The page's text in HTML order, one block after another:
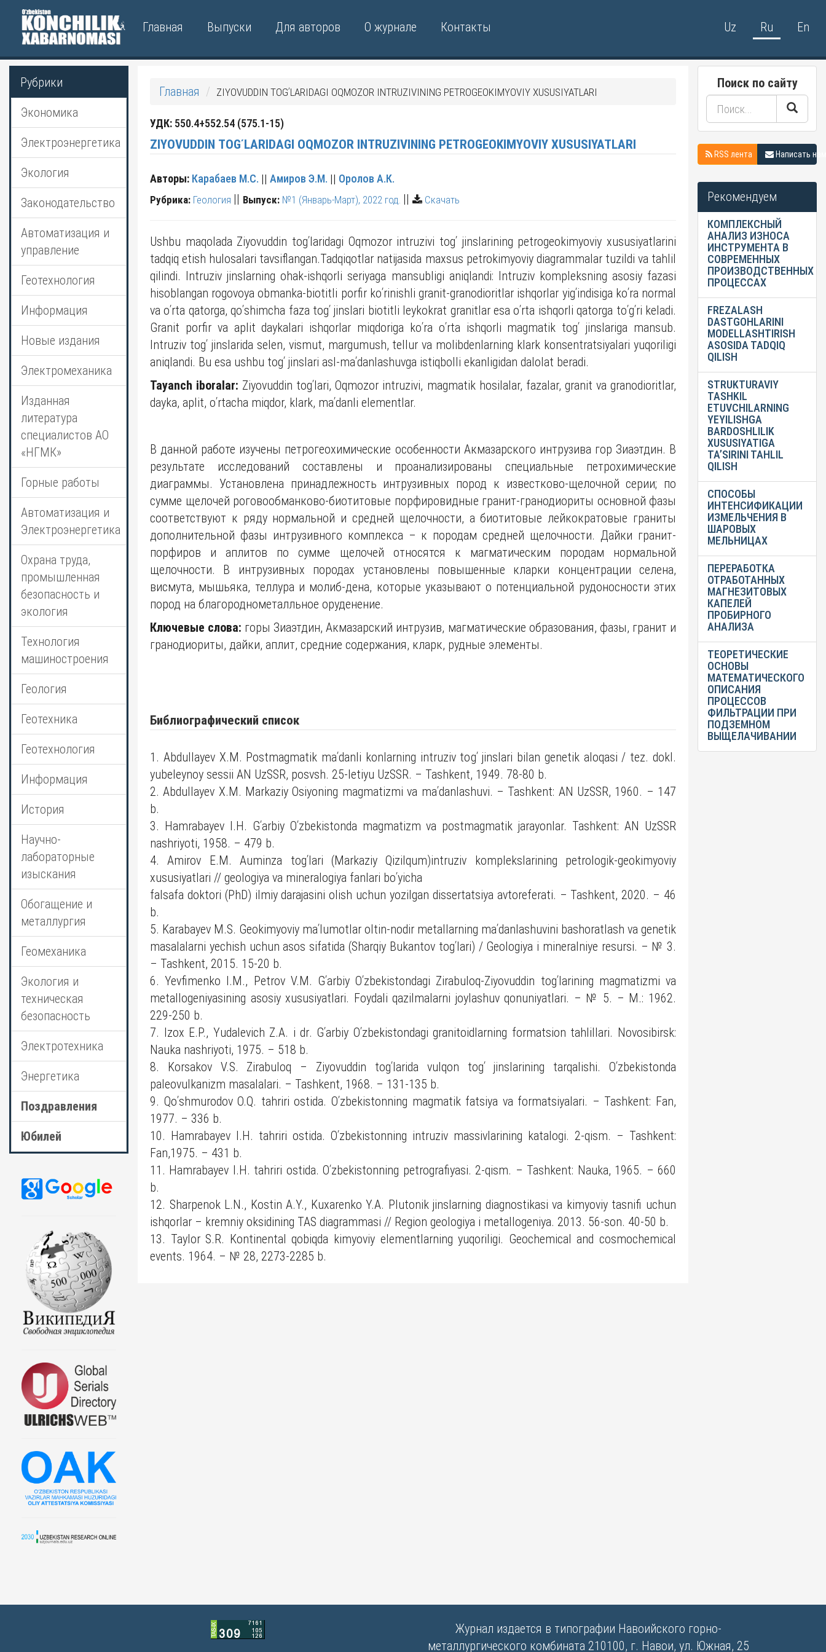
Главная Выпуски Для авторов О журнале Контакты Uz Ru En
Рубрики
Экономика
Электроэнергетика
Экология
Законодательство
Автоматизация и
управление
Геотехнология
Информация
Новые издания
Электромеханика
Изданная
литература
специалистов АО
«НГМК»
Горные работы
Автоматизация и
Электроэнергетика
Охрана труда,
промышленная
безопасность и
экология
Технология
машиностроения
Геология
Геотехника
Геотехнология
Информация
История
Научно-
лабораторные
изыскания
Обогащение и
металлургия
Геомеханика
Экология и
техническая
безопасность
Электротехника
Энергетика
Поздравления
Юбилей
Главная ZIYOVUDDIN TOGʹLARIDAGI OQMOZOR INTRUZIVINING PETROGEOKIMYOVIY XUSUSIYATLARI
УДК: 550.4+552.54 (575.1-15)
ZIYOVUDDIN TOGʹLARIDAGI OQMOZOR INTRUZIVINING PETROGEOKIMYOVIY XUSUSIYATLARI
Авторы: Карабаев М.С. || Амиров Э.М. || Оролов А.К.
Рубрика: Геология || Выпуск: №1 (Январь-Март), 2022 год. || Скачать
Ushbu maqolada Ziyovuddin togʹlaridagi Oqmozor intruzivi togʹ jinslarining petrogeokimyoviy xususiyatlarini
tadqiq etish hulosalari tavsiflangan.Tadqiqotlar natijasida maxsus petrokimyoviy diagrammalar tuzildi va tahlil
qilindi. Intruziv jinslarning ohak-ishqorli seriyaga mansubligi aniqlandi: Intruziv kompleksning asosiy fazasi
hisoblangan rogovoya obmanka-biotitli porfir koʹrinishli granit-granodioritlar ishqorlar yigʹindisiga koʹra normal
va oʹrta qatorga, qoʹshimcha faza togʹ jinslari biotitli leykokrat granitlar esa oʹrta ishqorli qatorga toʹgʹri keladi.
Granit porfir va aplit daykalari ishqorlar miqdoriga koʹra oʹrta ishqorli magmatik togʹ jinslariga mansub.
Intruziv togʹ jinslarida selen, vismut, margumush, tellur va molibdenlarning klark konsentratsiyalari yuqoriligi
aniqlandi. Bu esa ushbu togʹ jinslari asl-maʹdanlashuvga istiqbolli ekanligidan dalolat beradi.
Tayanch iboralar: Ziyovuddin togʹlari, Oqmozor intruzivi, magmatik hosilalar, fazalar, granit va granodioritlar,
dayka, aplit, oʹrtacha miqdor, klark, maʹdanli elementlar.
В данной работе изучены петрогеохимические особенности Акмазарского интрузива гор Зиаэтдин. В
результате исследований составлены и проанализированы специальные петрохимические
диаграммы. Установлена принадлежность интрузивных пород к известково-щелочной серии; по
сумме щелочей роговообманково-биотитовые порфировидные гранит-гранодиориты основной фазы
соответствуют к ряду нормальной и средней щелочности, а биотитовые лейкократовые граниты
дополнительной фазы интрузивного комплекса – к породам средней щелочности. Дайки гранит-
порфиров и аплитов по сумме щелочей относятся к магматическим породам нормальной
щелочности. В интрузивных породах установлены повышенные кларки концентрации селена,
висмута, мышьяка, теллура и молиб-дена, которые указывают о потенциальной рудоносности этих
пород на благороднометалльное оруденение.
Ключевые слова: горы Зиаэтдин, Акмазарский интрузив, магматические образования, фазы, гранит и
гранодиориты, дайки, аплит, средние содержания, кларк, рудные элементы.
Библиографический список
1. Abdullayev X.M. Postmagmatik maʹdanli konlarning intruziv togʹ jinslari bilan genetik aloqasi / tez. dokl.
yubeleynoy sessii AN UzSSR, posvsh. 25-letiyu UzSSR. – Tashkent, 1949. 78-80 b.
2. Abdullayev X.M. Markaziy Osiyoning magmatizmi va maʹdanlashuvi. – Tashkent: AN UzSSR, 1960. – 147
b.
3. Hamrabayev I.H. Gʹarbiy Oʹzbekistonda magmatizm va postmagmatik jarayonlar. Tashkent: AN UzSSR
nashriyoti, 1958. – 479 b.
4. Amirov E.M. Auminza togʹlari (Markaziy Qizilqum)intruziv komplekslarining petrologik-geokimyoviy
xususiyatlari // geologiya va mineralogiya fanlari boʹyicha
falsafa doktori (PhD) ilmiy darajasini olish uchun yozilgan dissertatsiya avtoreferati. – Tashkent, 2020. – 46
b.
5. Karabayev M.S. Geokimyoviy maʹlumotlar oltin-nodir metallarning maʹdanlashuvini bashoratlash va genetik
masalalarni yechish uchun asos sifatida (Sharqiy Bukantov togʹlari) / Geologiya i mineralniye resursi. – № 3.
– Tashkent, 2015. 15-20 b.
6. Yevfimenko I.M., Petrov V.M. Gʹarbiy Oʹzbekistondagi Zirabuloq-Ziyovuddin togʹlarining magmatizmi va
metallogeniyasining asosiy xususiyatlari. Foydali qazilmalarni joylashuv qonuniyatlari. – № 5. – M.: 1962.
229-250 b.
7. Izox E.P., Yudalevich Z.A. i dr. Gʹarbiy Oʹzbekistondagi granitoidlarning formatsion tahlillari. Novosibirsk:
Nauka nashriyoti, 1975. – 518 b.
8. Korsakov V.S. Zirabuloq – Ziyovuddin togʹlarida vulqon togʹ jinslarining tarqalishi. Oʹzbekistonda
paleovulkanizm masalalari. – Tashkent, 1968. – 131-135 b.
9. Qoʹshmurodov O.Q. tahriri ostida. Oʹzbekistonning magmatik fatsiya va formatsiyalari. – Tashkent: Fan,
1977. – 336 b.
10. Hamrabayev I.H. tahriri ostida. Oʹzbekistonning intruziv massivlarining katalogi. 2-qism. – Tashkent:
Fan,1975. – 431 b.
11. Hamrabayev I.H. tahriri ostida. Oʹzbekistonning petrografiyasi. 2-qism. – Tashkent: Nauka, 1965. – 660
b.
12. Sharpenok L.N., Kostin A.Y., Kuxarenko Y.A. Plutonik jinslarning diagnostikasi va kimyoviy tasnifi uchun
ishqorlar – kremniy oksidining TAS diagrammasi // Region geologiya i metallogeniya. 2013. 56-son. 40-50 b.
13. Taylor S.R. Kontinental qobiqda kimyoviy elementlarning yuqoriligi. Geochemical and cosmochemical
events. 1964. – № 28, 2273-2285 b.
Поиск по сайту
RSS лента Написать нам
Рекомендуем
КОМПЛЕКСНЫЙ
АНАЛИЗ ИЗНОСА
ИНСТРУМЕНТА В
СОВРЕМЕННЫХ
ПРОИЗВОДСТВЕННЫХ
ПРОЦЕССАХ
FREZALASH
DASTGOHLARINI
MODELLASHTIRISH
ASOSIDA TADQIQ
QILISH
STRUKTURAVIY
TASHKIL
ETUVCHILARNING
YEYILISHGA
BARDOSHLILIK
XUSUSIYATIGA
TA’SIRINI TAHLIL
QILISH
СПОСОБЫ
ИНТЕНСИФИКАЦИИ
ИЗМЕЛЬЧЕНИЯ В
ШАРОВЫХ
МЕЛЬНИЦАХ
ПЕРЕРАБОТКА
ОТРАБОТАННЫХ
МАГНЕЗИТОВЫХ
КАПЕЛЕЙ
ПРОБИРНОГО
АНАЛИЗА
ТЕОРЕТИЧЕСКИЕ
ОСНОВЫ
МАТЕМАТИЧЕСКОГО
ОПИСАНИЯ
ПРОЦЕССОВ
ФИЛЬТРАЦИИ ПРИ
ПОДЗЕМНОМ
ВЫЩЕЛАЧИВАНИИ
Журнал издается в типографии Навоийского горно-
металлургического комбината 210100, г. Навои, ул. Южная, 25